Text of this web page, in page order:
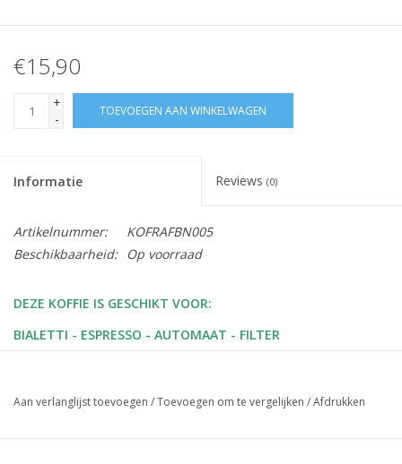
€15,90
+
-
TOEVOEGEN AAN WINKELWAGEN
Informatie Reviews (0)
Artikelnummer:
KOFRAFBN005
Beschikbaarheid:
Op voorraad
DEZE KOFFIE IS GESCHIKT VOOR:
BIALETTI - ESPRESSO - AUTOMAAT - FILTER
Aan verlanglijst toevoegen /Toevoegen om te vergelijken /Afdrukken